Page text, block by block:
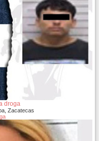
droga
Zacatecas